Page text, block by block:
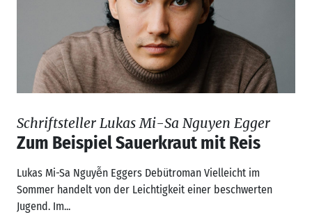
Schriftsteller Lukas Mi-Sa Nguyen Egger
Zum Beispiel Sauerkraut mit Reis
Lukas Mi-Sa Nguyễn Eggers Debütroman Vielleicht im
Sommer handelt von der Leichtigkeit einer beschwerten
Jugend. Im...